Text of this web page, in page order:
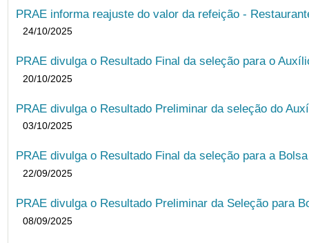
PRAE informa reajuste do valor da refeição -
24/10/2025
PRAE divulga o Resultado Final da seleção para o
20/10/2025
PRAE divulga o Resultado Preliminar da seleção do
03/10/2025
PRAE divulga o Resultado Final da seleção para a
22/09/2025
PRAE divulga o Resultado Preliminar da Seleção para
08/09/2025